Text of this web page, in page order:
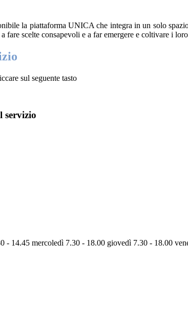
la piattaforma UNICA che integra in un solo
fare scelte consapevoli e a far emergere e coltivare i
sul seguente tasto
servizio
- 14.45 mercoledì 7.30 - 18.00 giovedì 7.30 - 18.00